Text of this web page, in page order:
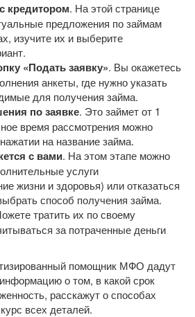
кредитором. На этой странице
предложения по займам
изучите их и выберите
«Подать заявку». Вы окажетесь
анкеты, где нужно указать
для получения займа.
по заявке. Это займет от 1
время рассмотрения можно
на название займа.
с вами. На этом этапе можно
услуги
жизни и здоровья) или отказаться
способ получения займа.
тратить их по своему
за потраченные деньги
помощник МФО дадут
о том, в какой срок
расскажут о способах
всех деталей.